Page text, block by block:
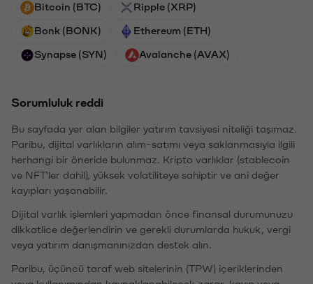
Bitcoin (BTC) Ripple (XRP)
Bonk (BONK) Ethereum (ETH)
Synapse (SYN) Avalanche (AVAX)
Sorumluluk reddi
Bu sayfada yer alan bilgiler yatırım tavsiyesi niteliği taşımaz.
Paribu, dijital varlıkların alım-satımı veya saklanmasıyla ilgili
herhangi bir öneride bulunmaz. Kripto varlıklar (stablecoin
ve NFT'ler dahil), yüksek volatiliteye sahiptir ve ani değer
kayıpları yaşanabilir.
Dijital varlık işlemleri yapmadan önce finansal durumunuzu
dikkatlice değerlendirin ve gerekli durumlarda hukuk, vergi
veya yatırım danışmanınızdan destek alın.
Paribu, üçüncü taraf web sitelerinin (TPW) içeriklerinden